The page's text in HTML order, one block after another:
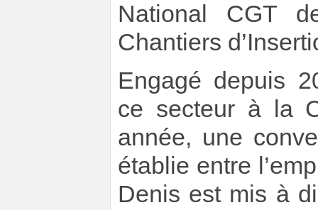
National CGT
Chantiers
Engagé depuis
ce secteur à la
année, une
établie entre
Denis est mis à